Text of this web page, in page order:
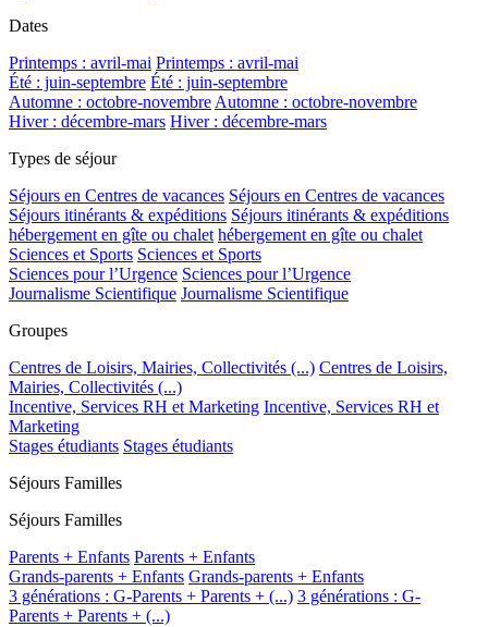
Dates
Printemps : avril-mai Printemps : avril-mai
Été : juin-septembre Été : juin-septembre
Automne : octobre-novembreAutomne : octobre-novembre
Hiver : décembre-mars Hiver : décembre-mars
Types de séjour
Séjours en Centres de vacances Séjours en Centres de vacances
Séjours itinérants & expéditions Séjours itinérants & expéditions
hébergement en gîte ou chalet hébergement en gîte ou chalet
Sciences et Sports Sciences et Sports
Sciences pour l’Urgence Sciences pour l’Urgence
Journalisme Scientifique Journalisme Scientifique
Groupes
Centres de Loisirs, Mairies, Collectivités (...) Centres de Loisirs,
Mairies, Collectivités (...)
Incentive, Services RH et Marketing Incentive, Services RH et
Marketing
Stages étudiants Stages étudiants
Séjours Familles
Séjours Familles
Parents + Enfants Parents + Enfants
Grands-parents + Enfants Grands-parents + Enfants
3 générations : G-Parents + Parents + (...) 3 générations : G-
Parents + Parents + (...)